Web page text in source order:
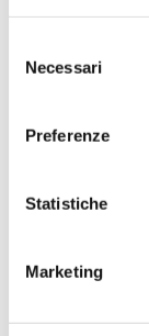
delNecessari
Preferenze
Statistiche
Marketing
vi